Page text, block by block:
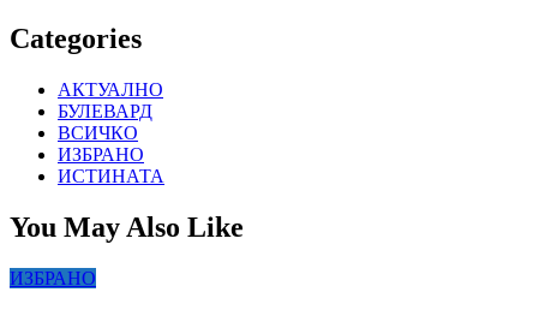
Categories
АКТУАЛНО
БУЛЕВАРД
ВСИЧКО
ИЗБРАНО
ИСТИНАТА
You May Also Like
ИЗБРАНО